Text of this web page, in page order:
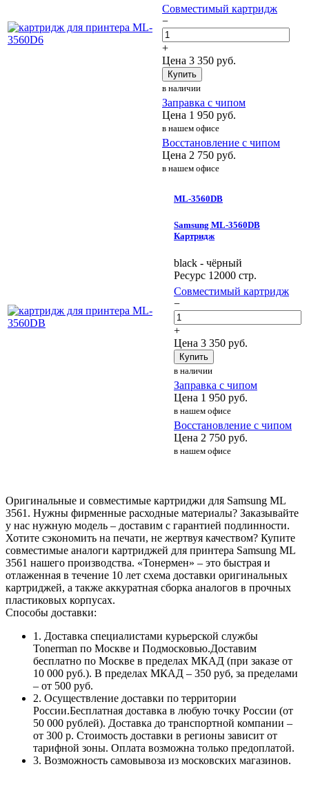
Совместимый картридж
−
+
Цена 3 350 руб.
Купить
в наличии
Заправка с чипом
Цена 1 950 руб.
в нашем офисе
Восстановление с чипом
Цена 2 750 руб.
в нашем офисе
ML-3560DB
Samsung ML-3560DB
Картридж
black - чёрный
Ресурс 12000 стр.
Совместимый картридж
−
+
Цена 3 350 руб.
Купить
в наличии
Заправка с чипом
Цена 1 950 руб.
в нашем офисе
Восстановление с чипом
Цена 2 750 руб.
в нашем офисе
Оригинальные и совместимые картриджи для Samsung ML
3561. Нужны фирменные расходные материалы? Заказывайте
у нас нужную модель – доставим с гарантией подлинности.
Хотите сэкономить на печати, не жертвуя качеством? Купите
совместимые аналоги картриджей для принтера Samsung ML
3561 нашего производства. «Тонермен» – это быстрая и
отлаженная в течение 10 лет схема доставки оригинальных
картриджей, а также аккуратная сборка аналогов в прочных
пластиковых корпусах.
Способы доставки:
1. Доставка специалистами курьерской службы
Tonerman по Москве и Подмосковью.Доставим
бесплатно по Москве в пределах МКАД (при заказе от
10 000 руб.). В пределах МКАД – 350 руб, за пределами
– от 500 руб.
2. Осуществление доставки по территории
России.Бесплатная доставка в любую точку России (от
50 000 рублей). Доставка до транспортной компании –
от 300 р. Стоимость доставки в регионы зависит от
тарифной зоны. Оплата возможна только предоплатой.
3. Возможность самовывоза из московских магазинов.